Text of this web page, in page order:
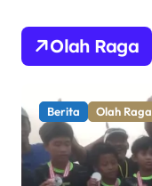
Olah Raga
Berita Olah Raga